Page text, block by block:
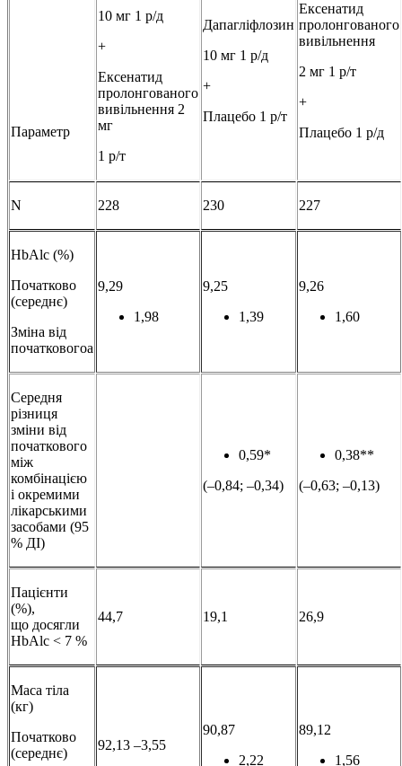
Параметр
10 мг 1 р/д
+
Ексенатид
пролонгованого
вивільнення 2
мг
1 р/т
Дапагліфлозин
10 мг 1 р/д
+
Плацебо 1 р/т
Ексенатид
пролонгованого
вивільнення
2 мг 1 р/т
+
Плацебо 1 р/д
N 228 230 227
HbAlc (%)
Початково
(середнє)
Зміна від
початковогоa
9,29
1,98
9,25
1,39
9,26
1,60
Середня
різниця
зміни від
початкового
між
комбінацією
і окремими
лікарськими
засобами (95
% ДІ)
0,59*
(–0,84; –0,34)
0,38**
(–0,63; –0,13)
Пацієнти
(%),
що досягли
HbAlc < 7 %
44,7 19,1 26,9
Маса тіла
(кг)
Початково
(середнє)
92,13 –3,55
90,87
2,22
89,12
1,56